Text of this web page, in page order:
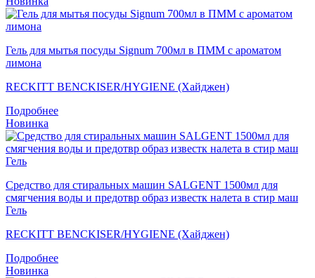
Гель для мытья посуды Signum 700мл в ПММ с ароматом
лимона
RECKITT BENCKISER/HYGIENE (Хайджен)
Подробнее
Новинка
Средство для стиральных машин SALGENT 1500мл для
смягчения воды и предотвр образ известк налета в стир маш
Гель
RECKITT BENCKISER/HYGIENE (Хайджен)
Подробнее
Новинка